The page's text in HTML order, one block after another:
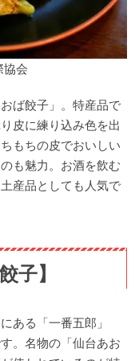
協会
ば餃子」。特産品で
皮に練り込み色を出
もちの皮でおいしい
も魅力。お酒を飲む
産品としても人気で
子】
ある「一番五郎」
。名物の「仙台あお